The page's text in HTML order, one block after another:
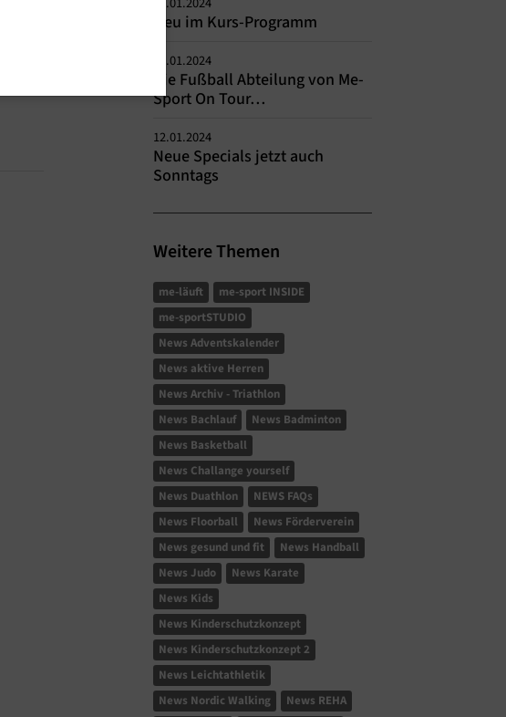
Neu im Kurs-Programm
15.01.2024
Die Fußball Abteilung von Me-
Sport On Tour…
12.01.2024
Neue Specials jetzt auch
Sonntags
Weitere Themen
me-läuft
me-sport INSIDE
me-sportSTUDIO
News Adventskalender
News aktive Herren
News Archiv - Triathlon
News Bachlauf
News Badminton
News Basketball
News Challange yourself
News Duathlon
NEWS FAQs
News Floorball
News Förderverein
News gesund und fit
News Handball
News Judo
News Karate
News Kids
News Kinderschutzkonzept
News Kinderschutzkonzept 2
News Leichtathletik
News Nordic Walking
News REHA